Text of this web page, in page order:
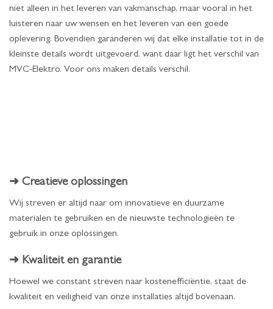
niet alleen in het leveren van vakmanschap, maar vooral in het
luisteren naar uw wensen en het leveren van een goede
oplevering. Bovendien garanderen wij dat elke installatie tot in de
kleinste details wordt uitgevoerd, want daar ligt het verschil van
MVC-Elektro. Voor ons maken details verschil.
➜ Creatieve oplossingen
Wij streven er altijd naar om innovatieve en duurzame
materialen te gebruiken en de nieuwste technologieën te
gebruik in onze oplossingen.
➜ Kwaliteit en garantie
Hoewel we constant streven naar kostenefficiëntie, staat de
kwaliteit en veiligheid van onze installaties altijd bovenaan.